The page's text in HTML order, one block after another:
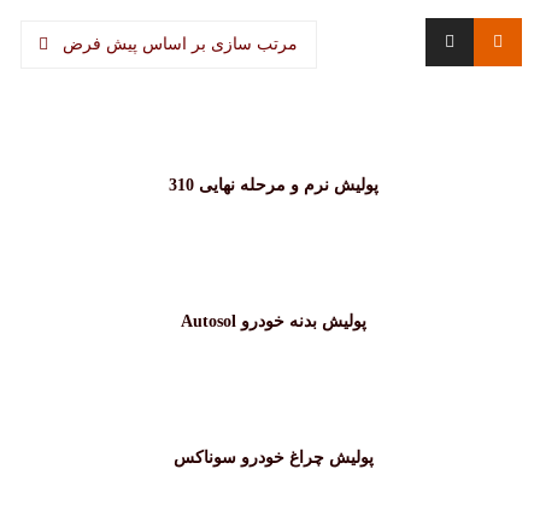
مرتب سازی بر اساس پیش فرض
پولیش نرم و مرحله نهایی 310
پولیش بدنه خودرو Autosol
پولیش چراغ خودرو سوناکس